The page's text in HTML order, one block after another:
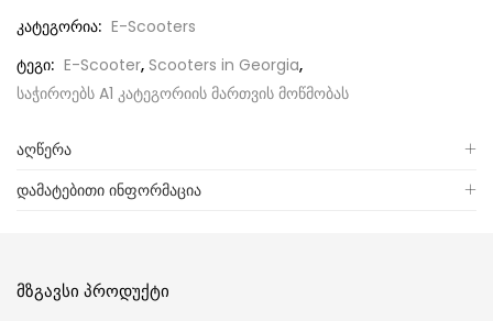
კატეგორია: E-Scooters
ტეგი: E-Scooter, Scooters in Georgia,
საჭიროებს A1 კატეგორიის მართვის მოწმობას
აღწერა
დამატებითი ინფორმაცია
ᲛᲖᲒᲐᲕᲡᲘ ᲞᲠᲝᲓᲣᲥᲢᲘ